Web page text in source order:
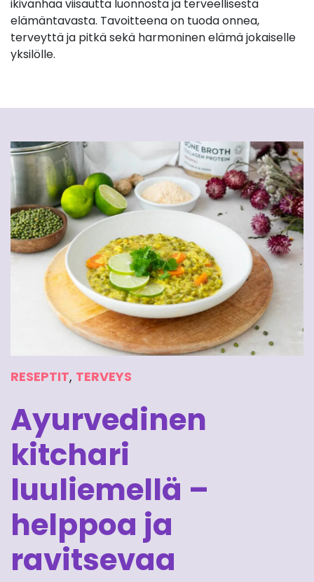
ikivanhaa viisautta luonnosta ja terveellisestä
elämäntavasta. Tavoitteena on tuoda onnea,
terveyttä ja pitkä sekä harmoninen elämä jokaiselle
yksilölle.
RESEPTIT, TERVEYS
Ayurvedinen
kitchari
luuliemellä –
helppoa ja
ravitsevaa